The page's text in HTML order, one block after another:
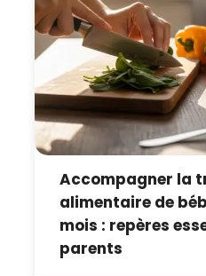
Accompagner la
alimentaire de
mois : repères
parents